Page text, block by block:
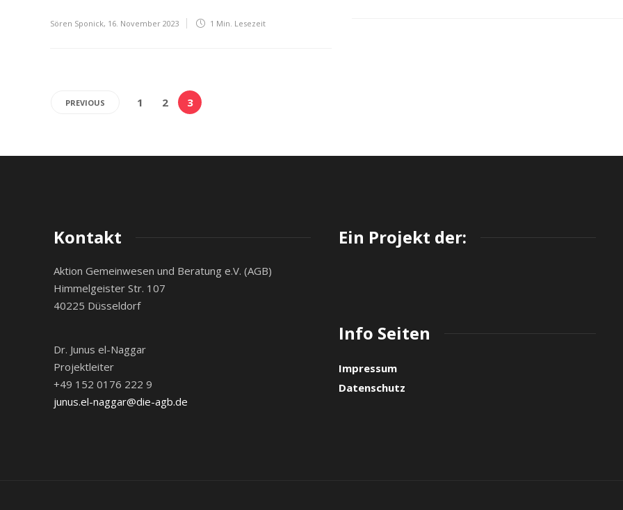
Sören Sponick, 16. November 2023 1 Min. Lesezeit
PREVIOUS 1 2 3
Kontakt
Aktion Gemeinwesen und Beratung e.V. (AGB)
Himmelgeister Str. 107
40225 Düsseldorf
Dr. Junus el-Naggar
Projektleiter
+49 152 0176 222 9
junus.el-naggar@die-agb.de
Ein Projekt der:
Info Seiten
Impressum
Datenschutz